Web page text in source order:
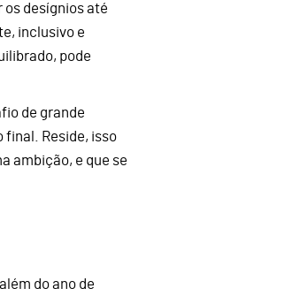
os desígnios até
inclusivo e
pode
de grande
final. Reside, isso
ambição, e que se
do ano de